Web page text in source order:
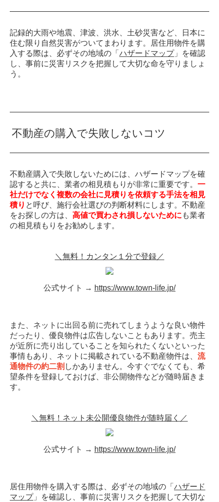
記録的大雨や地震、津波、洪水、土砂災害など、日本に
住む限り自然災害がついてまわります。居住用物件を購
入する際は、必ずその地域の「 ハザードマップ」を確認
し、事前に災害リスクを把握して大切な命を守りましょ
う。
不動産の購入で失敗しないコツ
不動産購入で失敗しないためには、ハザードマップを確
認すると共に、業者の相見積もりが非常に重要です。 一
社だけでなく複数の会社に見積りを依頼する手法を相見
積り と呼び、施行会社選びの判断材料にします。不動産
をお探しの方は、 高値で買わされ損しないために も業者
の相見積もりをお勧めします。
＼無料！カンタン１分で登録／
公式サイト → https://www.town-life.jp/
また、ネットに出回る前に売れてしまうような良い物件
だったり、優良物件は広告しないこともあります。売主
が近所に売り出していることを知られたくないといった
事情もあり、ネットに掲載されている不動産物件は、 流
通物件の約二割 しかありません。今すぐでなくても、希
望条件を登録しておけば、非公開物件などが随時届きま
す。
＼無料！ネット未公開優良物件が随時届く／
公式サイト → https://www.town-life.jp/
居住用物件を購入する際は、必ずその地域の「 ハザード
マップ」を確認し、事前に災害リスクを把握して大切な